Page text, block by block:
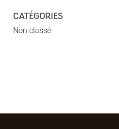
CATÉGORIES
Non classé